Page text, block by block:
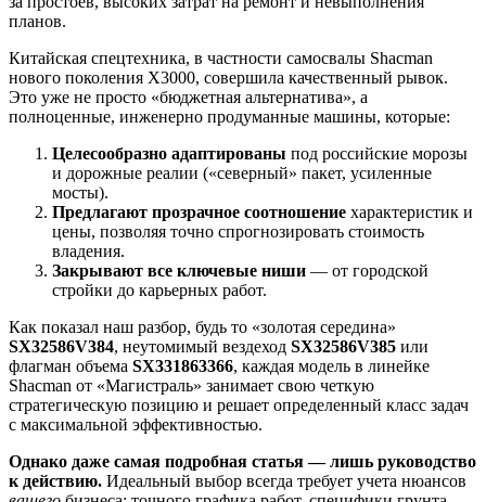
планов.
Китайская спецтехника, в частности самосвалы Shacman
нового поколения X3000, совершила качественный рывок.
Это уже не просто «бюджетная альтернатива», а
полноценные, инженерно продуманные машины, которые:
Целесообразно адаптированы под российские морозы
и дорожные реалии («северный» пакет, усиленные
мосты).
Предлагают прозрачное соотношение характеристик и
цены, позволяя точно спрогнозировать стоимость
владения.
Закрывают все ключевые ниши — от городской
стройки до карьерных работ.
Как показал наш разбор, будь то «золотая середина»
SX32586V384, неутомимый вездеход SX32586V385 или
флагман объема SX331863366, каждая модель в линейке
Shacman от «Магистраль» занимает свою четкую
стратегическую позицию и решает определенный класс задач
с максимальной эффективностью.
Однако даже самая подробная статья — лишь руководство
к действию. Идеальный выбор всегда требует учета нюансов